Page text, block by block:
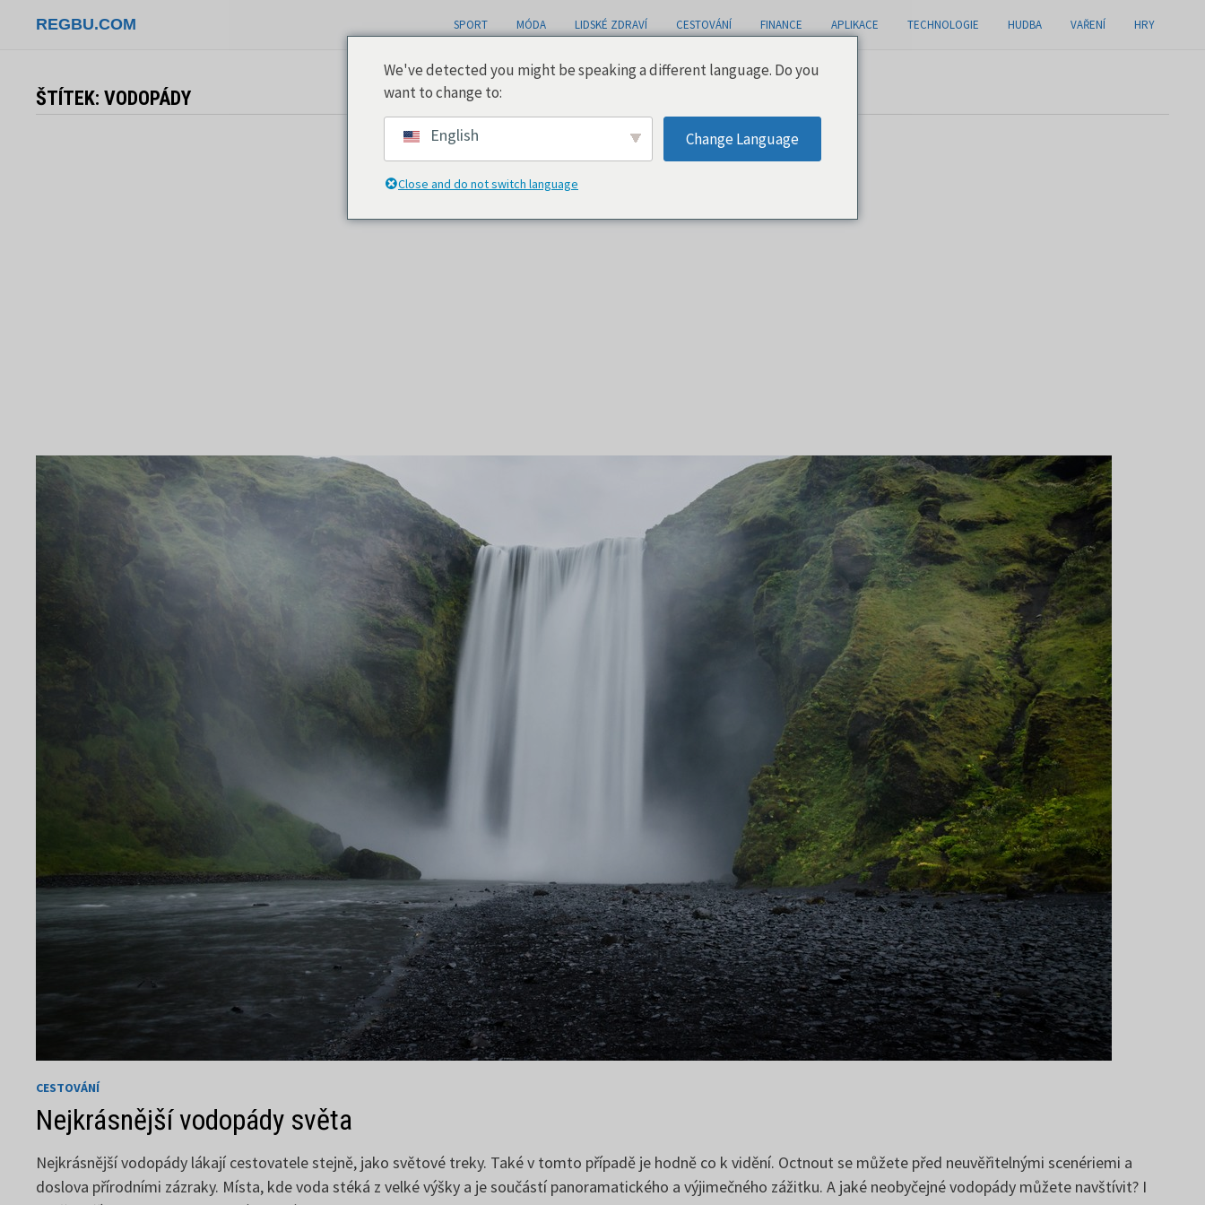
REGBU.COM SPORT MÓDA LIDSKÉ ZDRAVÍ CESTOVÁNÍ FINANCE APLIKACE TECHNOLOGIE HUDBA VAŘENÍ HRY
ŠTÍTEK:VODOPÁDY
CESTOVÁNÍ
Nejkrásnější vodopády světa
Nejkrásnější vodopády lákají cestovatele stejně, jako světové treky. Také v tomto případě je hodně co k vidění. Octnout se můžete před neuvěřitelnými scenériemi a
doslova přírodními zázraky. Místa, kde voda stéká z velké výšky a je součástí panoramatického a výjimečného zážitku. A jaké neobyčejné vodopády můžete navštívit? I
We've detected you might be speaking a different language. Do you
want to change to:
English Change Language
Close and do not switch language